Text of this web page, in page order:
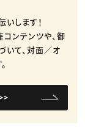
します！
ンテンツや、御
いて、対面／オ